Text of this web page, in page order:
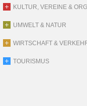
KULTUR, VEREINE &
UMWELT & NATUR
WIRTSCHAFT &
TOURISMUS